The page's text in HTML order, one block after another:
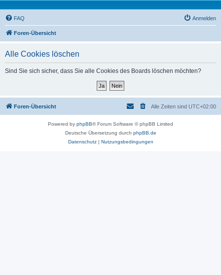
FAQ Anmelden
Foren-Übersicht
Alle Cookies löschen
Sind Sie sich sicher, dass Sie alle Cookies des Boards löschen möchten?
Foren-Übersicht Alle Zeiten sind UTC+02:00
Powered by phpBB® Forum Software © phpBB Limited
Deutsche Übersetzung durch phpBB.de
Datenschutz| Nutzungsbedingungen